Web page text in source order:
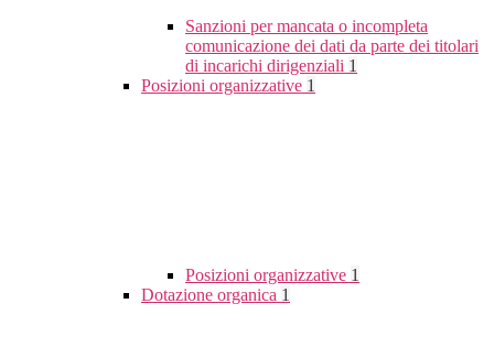
Sanzioni per mancata o incompleta
comunicazione dei dati da parte dei titolari
di incarichi dirigenziali 1
Posizioni organizzative 1
Posizioni organizzative 1
Dotazione organica 1